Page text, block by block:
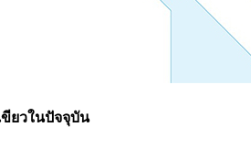
ขียวในปัจจุบัน